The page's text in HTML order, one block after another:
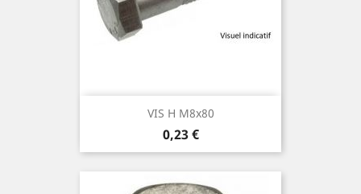
VIS H M8x80
Prix
0,23 €